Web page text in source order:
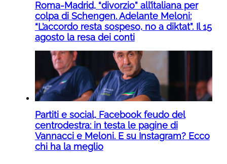
Roma-Madrid, “divorzio” all’italiana per
colpa di Schengen. Adelante Meloni:
“L’accordo resta sospeso, no a diktat”. Il 15
agosto la resa dei conti
Partiti e social, Facebook feudo del
centrodestra: in testa le pagine di
Vannacci e Meloni. E su Instagram? Ecco
chi ha la meglio